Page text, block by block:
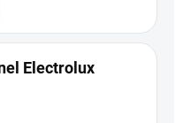
Electrolux